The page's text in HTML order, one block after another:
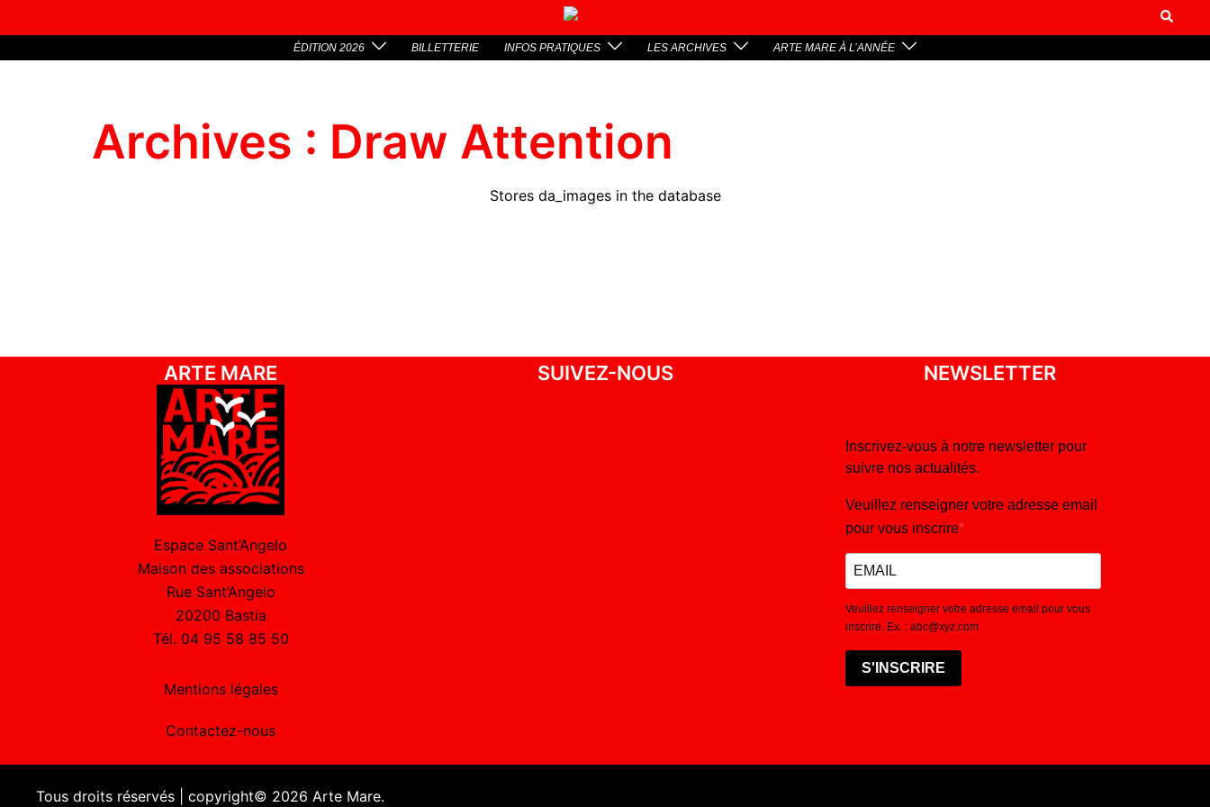
ÉDITION 2026 BILLETTERIE INFOS PRATIQUES LES ARCHIVES ARTE MARE À L’ANNÉE
Archives : Draw Attention
Stores da_images in the database
ARTE MARE
Espace Sant’Angelo
Maison des associations
Rue Sant’Angelo
20200 Bastia
Tél. 04 95 58 85 50
Mentions légales
Contactez-nous
SUIVEZ-NOUS NEWSLETTER
Inscrivez-vous à notre newsletter pour
suivre nos actualités.
Veuillez renseigner votre adresse email
pour vous inscrire
Veuillez renseigner votre adresse email pour vous
inscrire. Ex. : abc@xyz.com
S'INSCRIRE
Tous droits réservés | copyright© 2026 Arte Mare.